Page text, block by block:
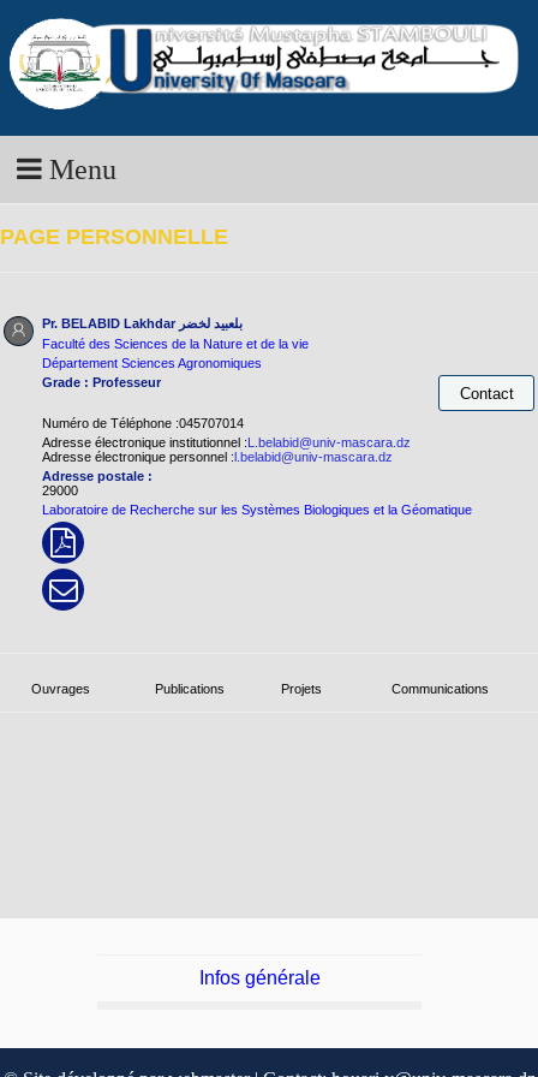
Menu
PAGE PERSONNELLE
Pr. BELABID Lakhdar بلعبيد لخضر
Faculté des Sciences de la Nature et de la vie
Département Sciences Agronomiques
Grade : Professeur
Numéro de Téléphone :045707014
Adresse électronique institutionnel : L.belabid@univ-mascara.dz
Adresse électronique personnel : l.belabid@univ-mascara.dz
Adresse postale :
29000
Laboratoire de Recherche sur les Systèmes Biologiques et la Géomatique
Ouvrages Publications Projets Communications
Infos générale